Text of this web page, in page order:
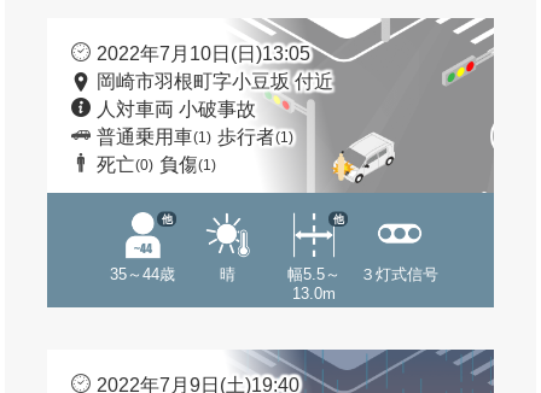
2022年7月10日(日)13:05
岡崎市羽根町字小豆坂 付近
人対車両 小破事故
普通乗用車(1) 歩行者(1)
死亡(0) 負傷(1)
35～44歳
他
晴
幅5.5～
13.0m
他
３灯式信号
2022年7月9日(土)19:40